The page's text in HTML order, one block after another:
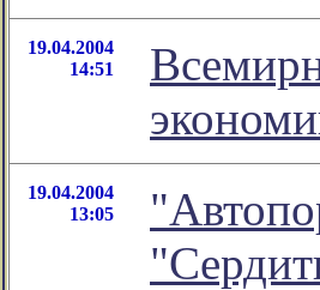
19.04.2004
14:51
19.04.2004
13:05